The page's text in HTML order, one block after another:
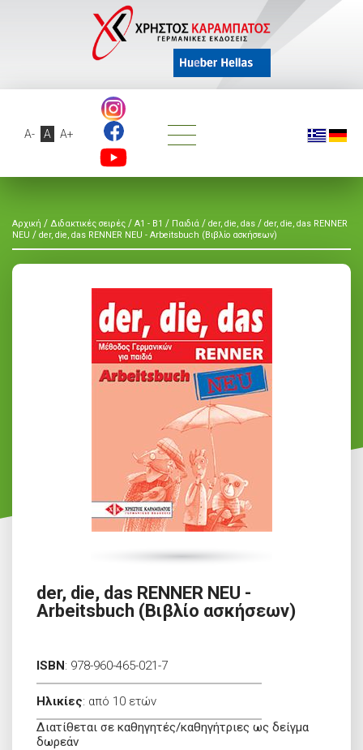
A- A A+
Αρχική / Διδακτικές σειρές / A1 - B1 / Παιδιά / der, die, das / der, die, das RENNER
NEU / der, die, das RENNER NEU - Arbeitsbuch (Βιβλίο ασκήσεων)
der, die, das RENNER NEU -
Arbeitsbuch (Βιβλίο ασκήσεων)
ISBN: 978-960-465-021-7
Ηλικίες: από 10 ετών
Διατίθεται σε καθηγητές/καθηγήτριες ως δείγμα
δωρεάν